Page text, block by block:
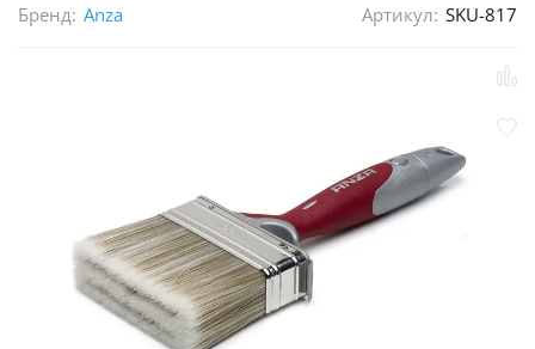
Бренд: Anza Артикул: SKU-817